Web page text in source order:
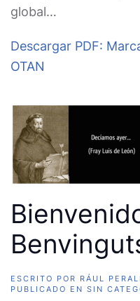
global…
Descargar PDF:
OTAN
ESCRITO POR RÁUL
PUBLICADO EN SIN